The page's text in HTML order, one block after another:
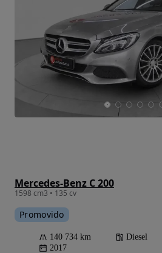
Mercedes-Benz C 200
1598 cm3 • 135 cv
Promovido
140 734 km Diesel
2017